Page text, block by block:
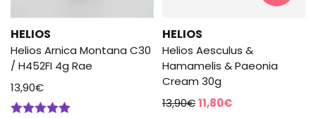
HELIOS
Helios Arnica Montana C30
/ H452FI 4g Rae
13,90€
HELIOS
Helios Aesculus &
Hamamelis & Paeonia
Cream 30g
13,90€Alkuperäinen
11,80€Nykyinen